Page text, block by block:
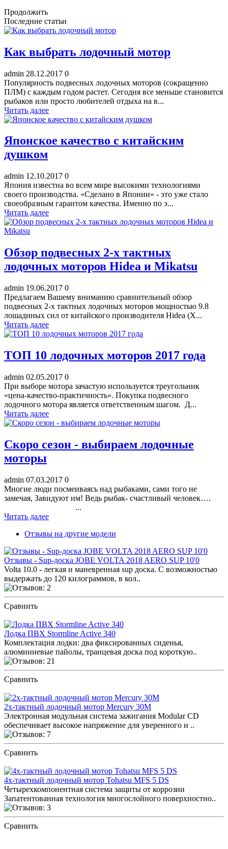
Продолжить
Последние статьи
Как выбрать лодочный мотор
admin 28.12.2017 0
Популярность подвесных лодочных моторов (сокращенно
ПЛМ) с каждым годом растет. Сегодня все меньше становится
рыбаков или просто любителей отдыха на в...
Читать далее
Японское качество с китайским
душком
admin 12.10.2017 0
Япония известна во всем мире высокими технологиями
своего производства. «Сделано в Японии» - это уже стало
своеобразным гарантом качества. Именно по э...
Читать далее
Обзор подвесных 2-х тактных
лодочных моторов Hidea и Mikatsu
admin 19.06.2017 0
Предлагаем Вашему вниманию сравнительный обзор
подвесных 2-х тактных лодочных моторов мощностью 9.8
лошадиных сил от китайского производителя Hidea (Х...
Читать далее
ТОП 10 лодочных моторов 2017 года
admin 02.05.2017 0
При выборе мотора зачастую используется треугольник
«цена-качество-практичность». Покупка подвесного
лодочного мотора является ответственным шагом. Д...
Читать далее
Скоро сезон - выбираем лодочные
моторы
admin 07.03.2017 0
Многие люди посмеиваясь над рыбаками, сами того не
замечая, Завидуют им! Ведь рыбак- счастливый человек….
...
Читать далее
Отзывы на другие модели
Отзывы - Sup-доска JOBE VOLTA 2018 AERO SUP 10'0
Volta 10.0 - легкая и маневренная sup доска. С возможностью
выдержать до 120 килограммов, в кол..
Сравнить
Лодка ПВХ Stormline Active 340
Комплектация лодки: два фиксированных сиденья,
алюминиевые пайолы, транцевая доска под короткую..
Сравнить
2х-тактный лодочный мотор Mercury 30M
Электронная модульная система зажигания Modular CD
обеспечивает высокое напряжение для уверенного и ..
Сравнить
4х-тактный лодочный мотор Tohatsu MFS 5 DS
Четырехкомпонентная система защиты от коррозии
Запатентованная технология многослойного поверхностно..
Сравнить